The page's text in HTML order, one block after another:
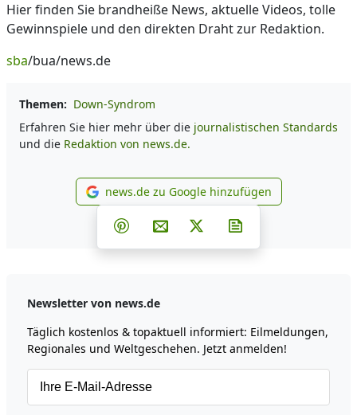
Hier finden Sie brandheiße News, aktuelle Videos, tolle
Gewinnspiele und den direkten Draht zur Redaktion.
sba/bua/news.de
Themen: Down-Syndrom
Erfahren Sie hier mehr über die journalistischen Standards
und die Redaktion von news.de.
news.de zu Google
news.de zu Google hinzufügen
Teilen auf Facebook
Teilen auf Whatsapp
Teilen auf Telegram
Teilen auf Pinterest
Per E-Mail teilen
Post auf X
Newsletter von news.de
Täglich kostenlos & topaktuell informiert: Eilmeldungen,
Regionales und Weltgeschehen. Jetzt anmelden!